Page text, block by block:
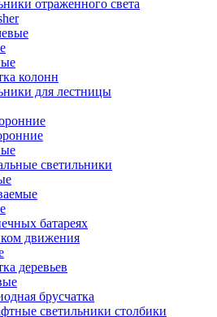
отраженного света
колонн
для лестницы
светильники
батареях
движения
деревьев
брусчатка
светильники столбики